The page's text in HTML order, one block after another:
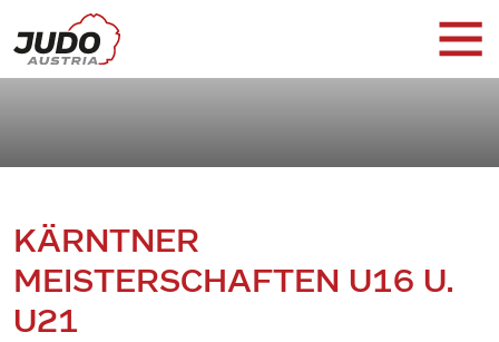
KÄRNTNER
MEISTERSCHAFTEN U16 U.
U21